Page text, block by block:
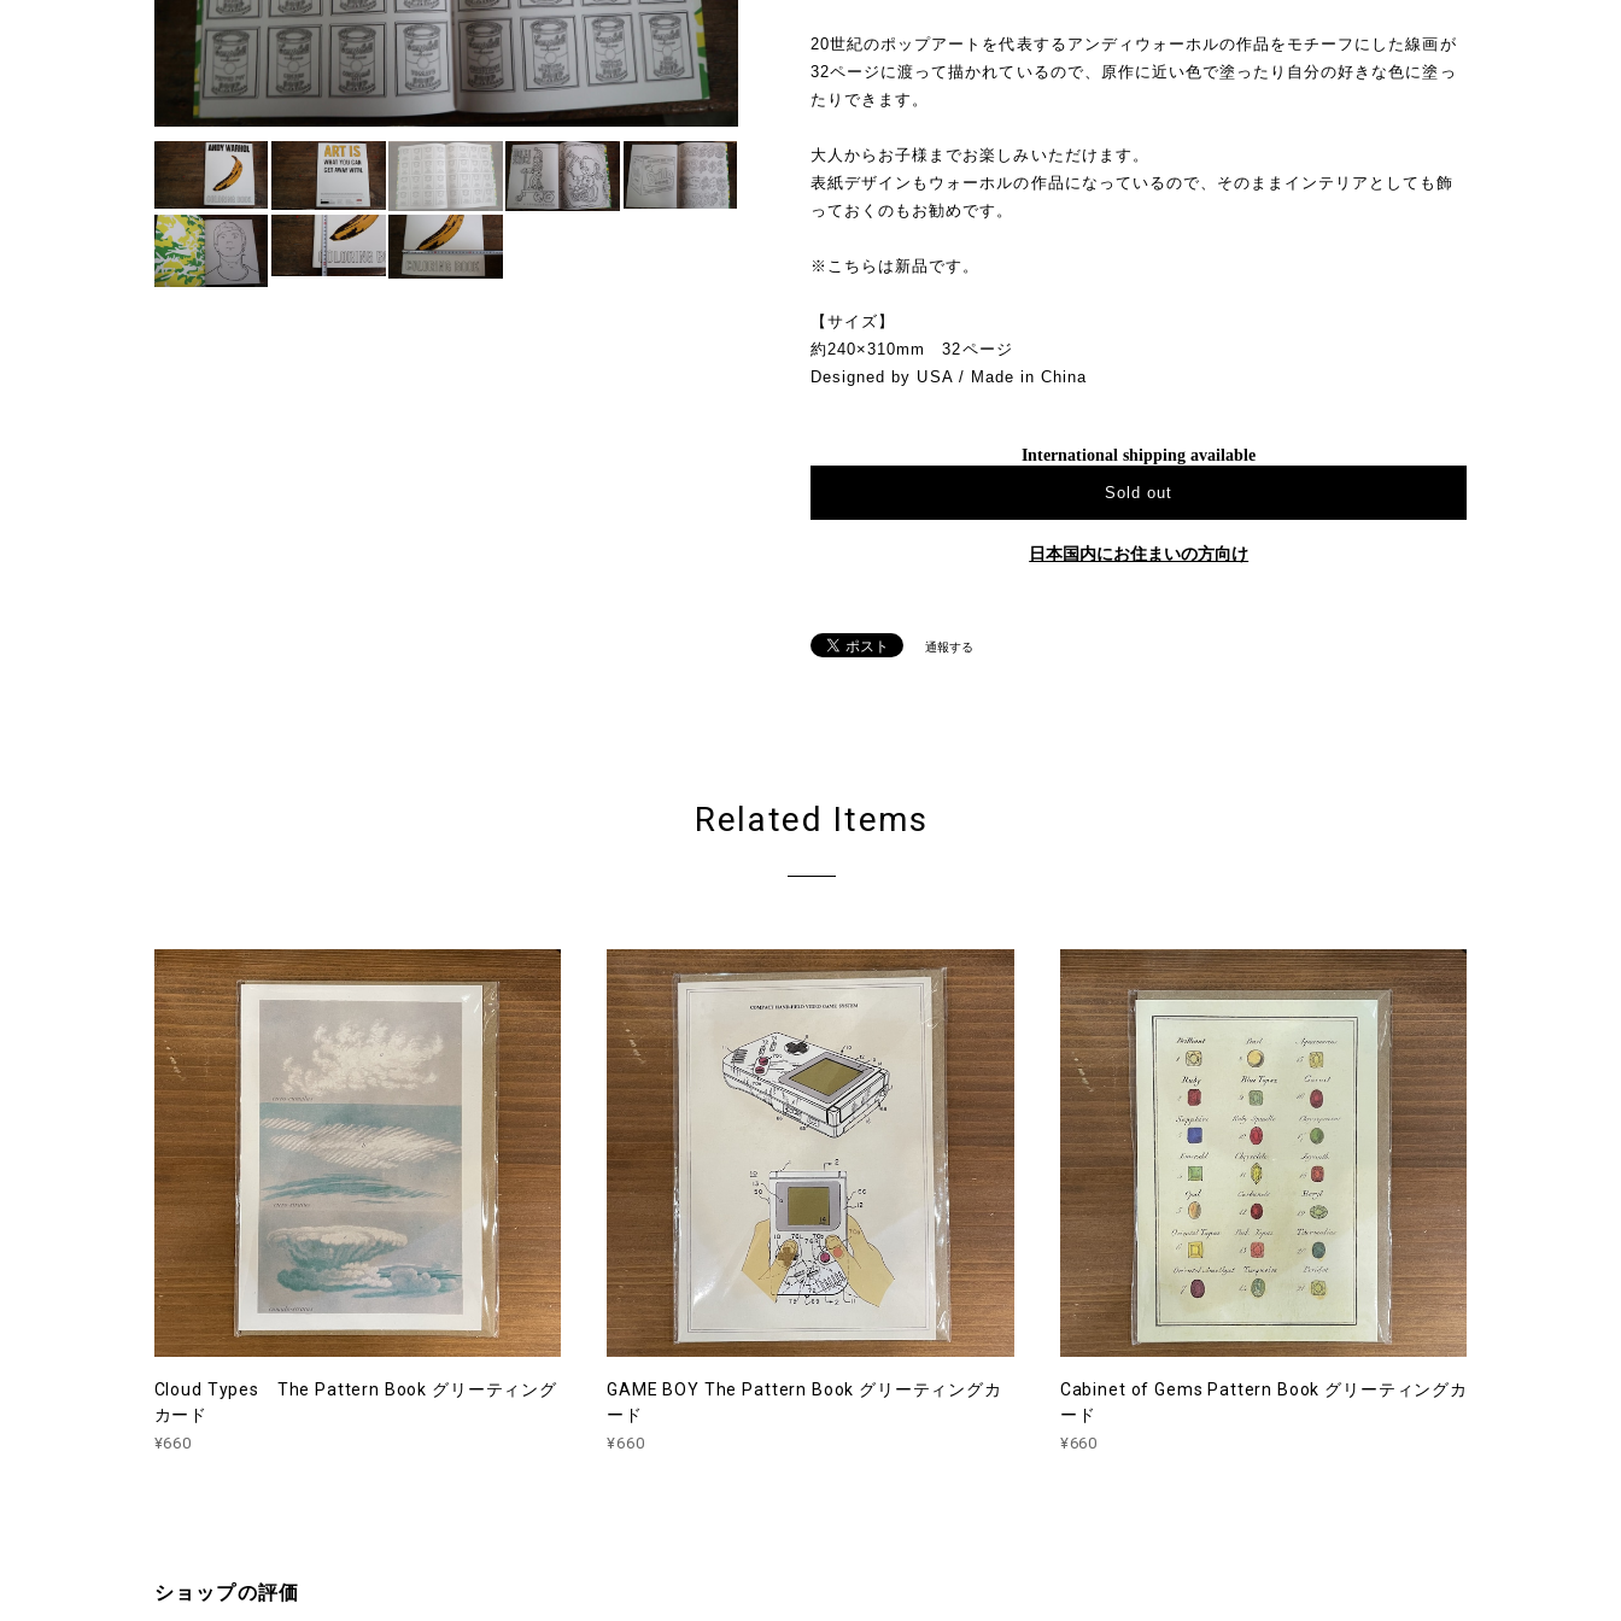
20世紀のポップアートを代表するアンディウォーホルの作品をモチーフにした線画が
32ページに渡って描かれているので、原作に近い色で塗ったり自分の好きな色に塗っ
たりできます。
大人からお子様までお楽しみいただけます。
表紙デザインもウォーホルの作品になっているので、そのままインテリアとしても飾
っておくのもお勧めです。
※こちらは新品です。
【サイズ】
約240×310mm 32ページ
Designed by USA / Made in China
International shipping available
Sold out
日本国内にお住まいの方向け
通報する
Related Items
Cloud Types The Pattern Book グリーティング
カード
¥660
GAME BOY The Pattern Book グリーティングカ
ード
¥660
Cabinet of Gems Pattern Book グリーティングカ
ード
¥660
ショップの評価